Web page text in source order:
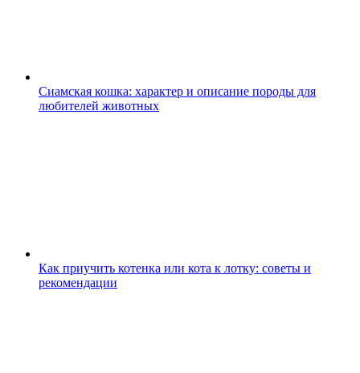
Сиамская кошка: характер и описание породы для
любителей животных
Как приучить котенка или кота к лотку: советы и
рекомендации